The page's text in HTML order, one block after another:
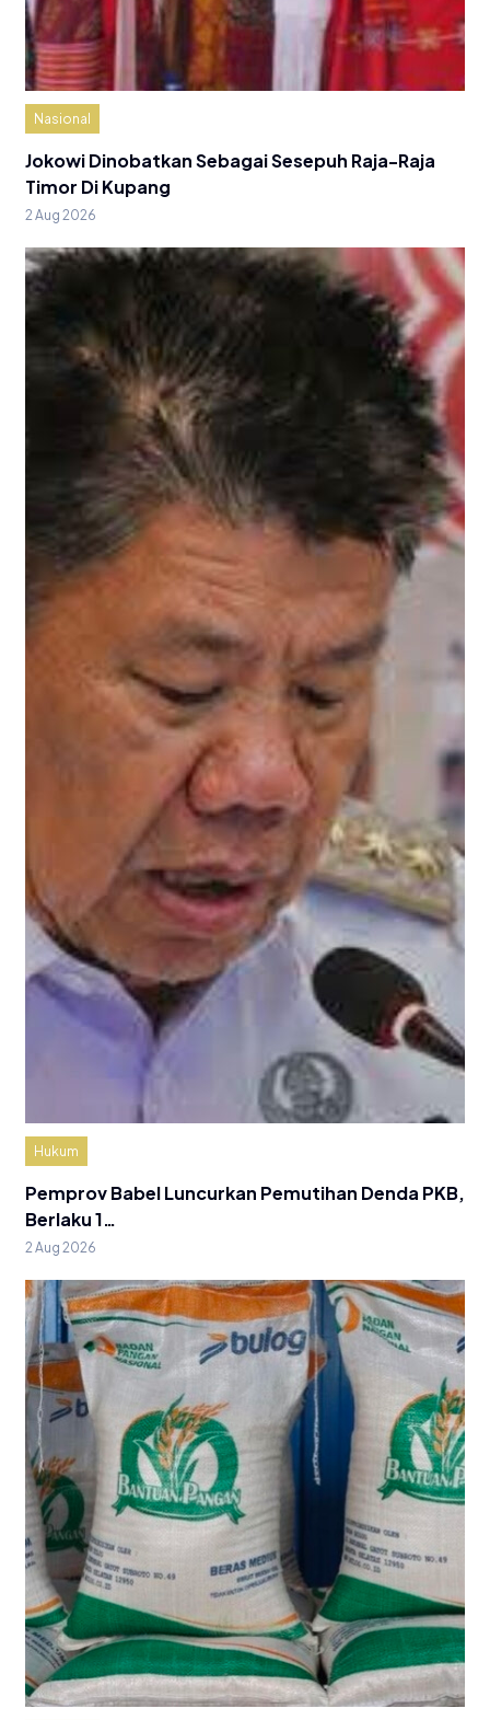
Nasional
Jokowi Dinobatkan Sebagai Sesepuh Raja-Raja
Timor Di Kupang
2 Aug 2026
Hukum
Pemprov Babel Luncurkan Pemutihan Denda PKB,
Berlaku 1…
2 Aug 2026